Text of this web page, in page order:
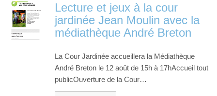
Lecture et jeux à la cour
jardinée Jean Moulin avec la
médiathèque André Breton
La Cour Jardinée accueillera la Médiathèque
André Breton le 12 août de 15h à 17hAccueil tout
publicOuverture de la Cour…